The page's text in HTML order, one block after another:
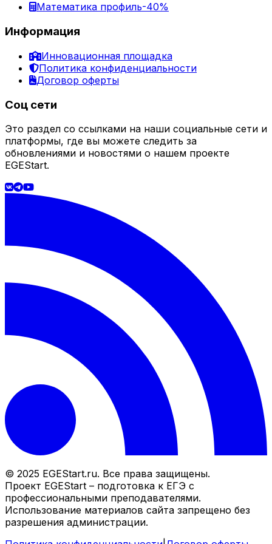
Математика профиль-40%
Информация
Инновационная площадка
Политика конфиденциальности
Договор оферты
Соц сети
Это раздел со ссылками на наши социальные сети и
платформы, где вы можете следить за
обновлениями и новостями о нашем проекте
EGEStart.
© 2025 EGEStart.ru. Все права защищены.
Проект EGEStart – подготовка к ЕГЭ с
профессиональными преподавателями.
Использование материалов сайта запрещено без
разрешения администрации.